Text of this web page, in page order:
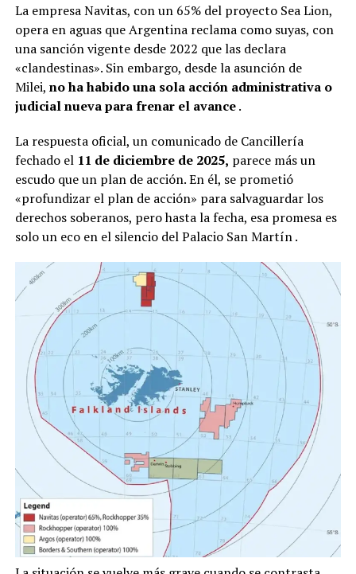
La empresa Navitas, con un 65% del proyecto Sea Lion,
opera en aguas que Argentina reclama como suyas, con
una sanción vigente desde 2022 que las declara
«clandestinas». Sin embargo, desde la asunción de
Milei, no ha habido una sola acción administrativa o
judicial nueva para frenar el avance.
La respuesta oficial, un comunicado de Cancillería
fechado el 11 de diciembre de 2025, parece más un
escudo que un plan de acción. En él, se prometió
«profundizar el plan de acción» para salvaguardar los
derechos soberanos, pero hasta la fecha, esa promesa es
solo un eco en el silencio del Palacio San Martín.